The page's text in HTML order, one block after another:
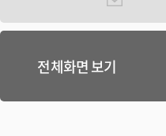
전체화면 보기